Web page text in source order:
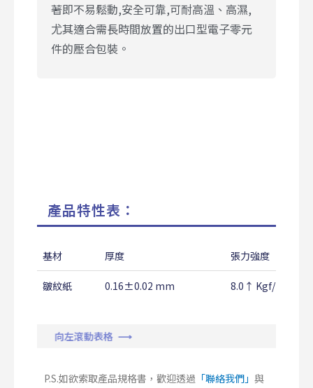
著即不易鬆動,安全可靠,可耐高溫、高濕,
尤其適合需長時間放置的出口型電子零元
件的壓合包裝。
產品特性表：
基材 厚度 張力強度
皺紋紙 0.16±0.02 mm 8.0↑ Kgf/25mm
向左滾動表格 ⟶
P.S.如欲索取產品規格書，歡迎透過 「聯絡我們」 與